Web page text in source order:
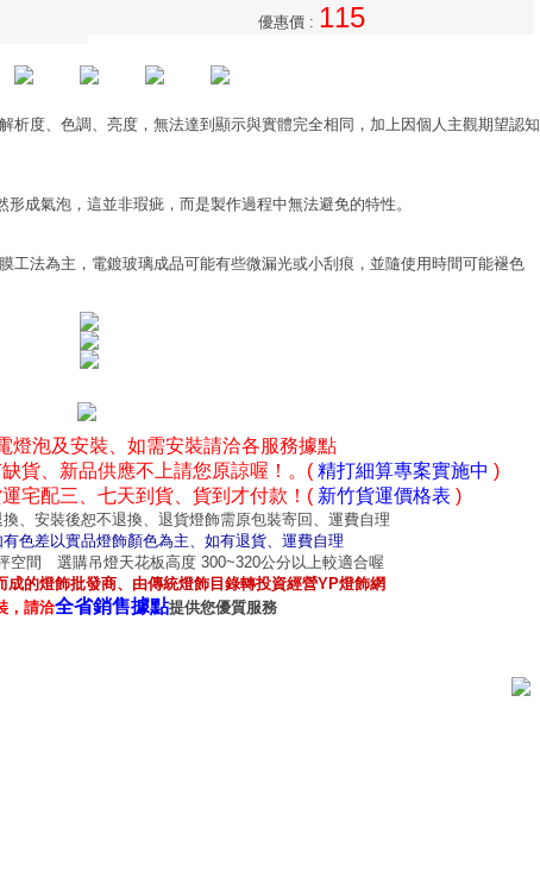
優惠價: 115
析度、色調、亮度，無法達到顯示與實體完全相同，加上因個人主觀期望認知
成氣泡，這並非瑕疵，而是製作過程中無法避免的特性。
工法為主，電鍍玻璃成品可能有些微漏光或小刮痕，並隨使用時間可能褪色
燈泡及安裝、如需安裝請洽各服務據點
貨、新品供應不上請您原諒喔！。( 精打細算專案實施中 )
宅配三、七天到貨、貨到才付款！( 新竹貨運價格表 )
、安裝後恕不退換、退貨燈飾需原包裝寄回、運費自理
色差以實品燈飾顏色為主、如有退貨、運費自理
空間 選購吊燈天花板高度 300~320公分以上較適合喔
成的燈飾批發商、由傳統燈飾目錄轉投資經營YP燈飾網
，請洽全省銷售據點提供您優質服務